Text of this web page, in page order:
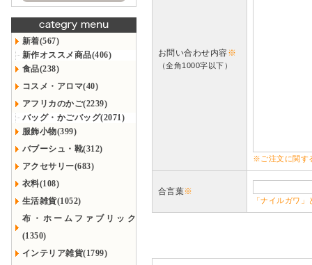
新着(567)
新作オススメ商品(406)
食品(238)
コスメ・アロマ(40)
アフリカのかご(2239)
バッグ・かごバッグ(2071)
服飾小物(399)
バブーシュ・靴(312)
アクセサリー(683)
衣料(108)
生活雑貨(1052)
布・ホームファブリック
(1350)
インテリア雑貨(1799)
お問い合わせ内容※
（全角1000字以下）
※ご注文に関す
合言葉※
「ナイルガワ